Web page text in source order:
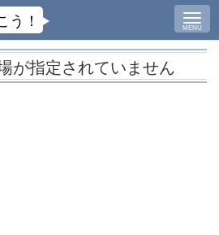
MENU
う！
が指定されていません